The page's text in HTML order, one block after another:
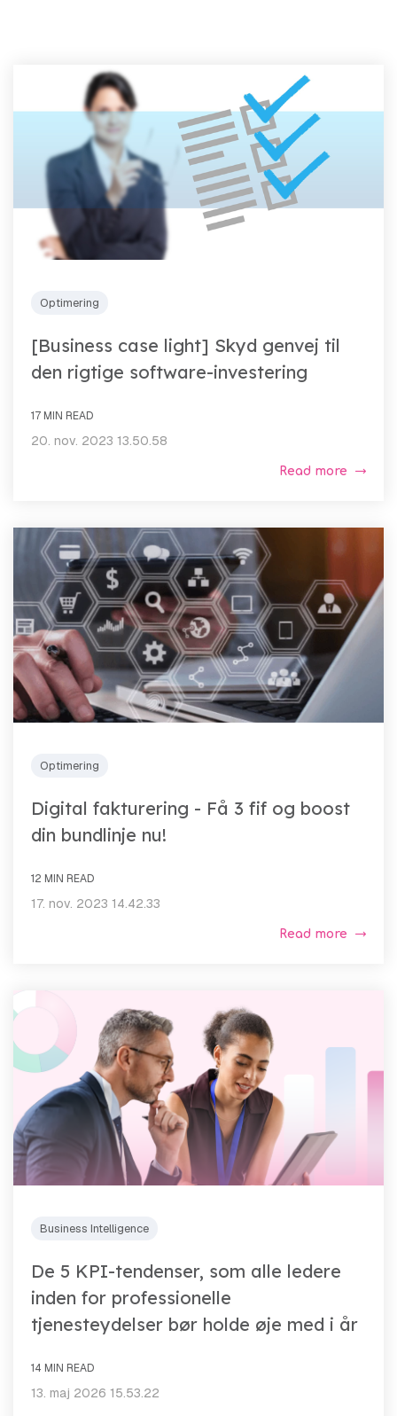
Optimering
[Business case light] Skyd genvej til
den rigtige software-investering
17 MIN READ
20. nov. 2023 13.50.58
Read more
Optimering
Digital fakturering - Få 3 fif og boost
din bundlinje nu!
12 MIN READ
17. nov. 2023 14.42.33
Read more
Business Intelligence
De 5 KPI-tendenser, som alle ledere
inden for professionelle
tjenesteydelser bør holde øje med i år
14 MIN READ
13. maj 2026 15.53.22